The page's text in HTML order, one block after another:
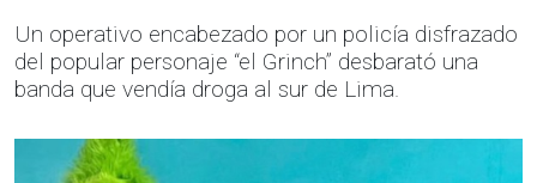
Un operativo encabezado por un policía disfrazado
del popular personaje “el Grinch” desbarató una
banda que vendía droga al sur de Lima.